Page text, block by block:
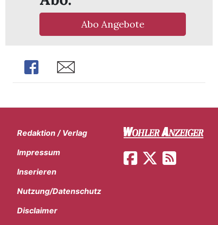
Abo Angebote
Share Share
Redaktion / Verlag
Impressum
Inserieren
Nutzung/Datenschutz
Disclaimer